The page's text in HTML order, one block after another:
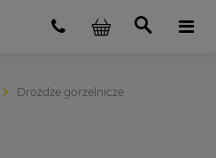
Drożdże gorzelnicze